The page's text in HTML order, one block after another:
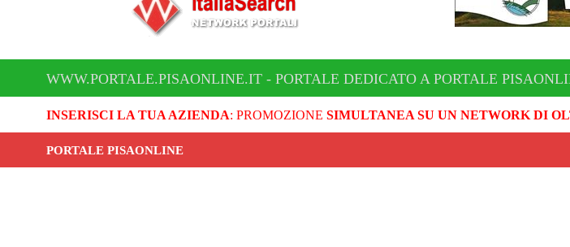
WWW.PORTALE.PISAONLINE.IT - PORTALE DEDICATO A PORTALE
INSERISCI LA TUA AZIENDA: PROMOZIONE SIMULTANEA SU UN NETWORK DI
PORTALE PISAONLINE